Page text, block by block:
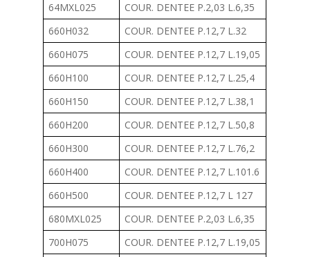
64MXL025
COUR. DENTEE P.2,03 L.6,35
660H032
COUR. DENTEE P.12,7 L.32
660H075
COUR. DENTEE P.12,7 L.19,05
660H100
COUR. DENTEE P.12,7 L.25,4
660H150
COUR. DENTEE P.12,7 L.38,1
660H200
COUR. DENTEE P.12,7 L.50,8
660H300
COUR. DENTEE P.12,7 L.76,2
660H400
COUR. DENTEE P.12,7 L.101.6
660H500
COUR. DENTEE P.12,7 L 127
680MXL025
COUR. DENTEE P.2,03 L.6,35
700H075
COUR. DENTEE P.12,7 L.19,05